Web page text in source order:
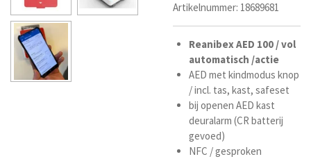
Artikelnummer: 18689681
Reanibex AED 100 / vol
automatisch /actie
AED met kindmodus knop
/ incl. tas, kast, safeset
bij openen AED kast
deuralarm (CR batterij
gevoed)
NFC / gesproken